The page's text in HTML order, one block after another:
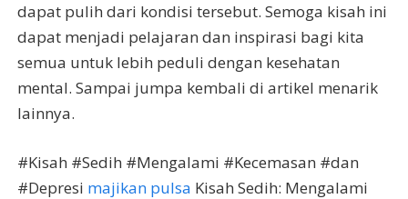
dapat pulih dari kondisi tersebut. Semoga kisah ini
dapat menjadi pelajaran dan inspirasi bagi kita
semua untuk lebih peduli dengan kesehatan
mental. Sampai jumpa kembali di artikel menarik
lainnya.
#Kisah #Sedih #Mengalami #Kecemasan #dan
#Depresi majikan pulsa Kisah Sedih: Mengalami